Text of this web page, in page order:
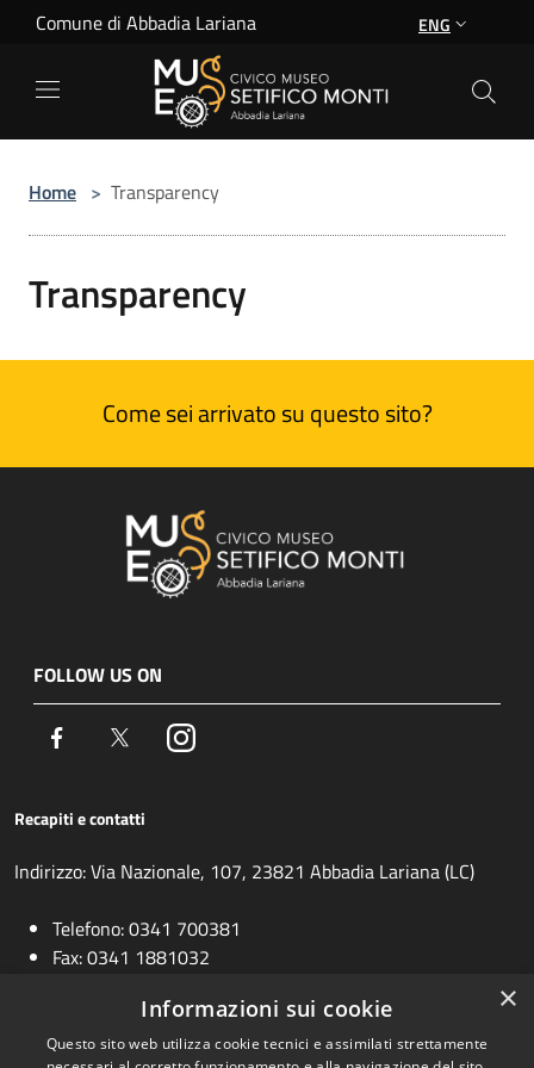
Salta al contenuto principale
Comune di Abbadia Lariana ENG
Home > Transparency
Transparency
Come sei arrivato su questo sito?
FOLLOW US ON
Facebook TwitterInstagram
Recapiti e contatti
Indirizzo: Via Nazionale, 107, 23821 Abbadia Lariana (LC)
Telefono: 0341 700381
Fax: 0341 1881032
Email biblioteca:biblioteca@comune.abbadia-lariana.lc.it×
Informazioni sui cookie
Questo sito web utilizza cookie tecnici e assimilati strettamente